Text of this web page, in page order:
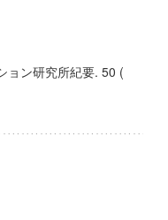
ョン研究所紀要. 50 (